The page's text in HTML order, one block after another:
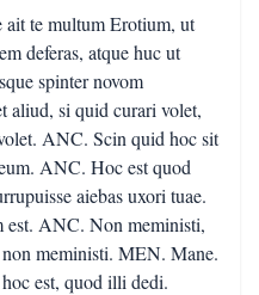
te multum Erotium, ut
deferas, atque huc ut
spinter novom
aliud, si quid curari volet,
ANC. Scin quid hoc sit
ANC. Hoc est quod
aiebas uxori tuae.
est. ANC. Non meministi,
meministi. MEN. Mane.
est, quod illi dedi.